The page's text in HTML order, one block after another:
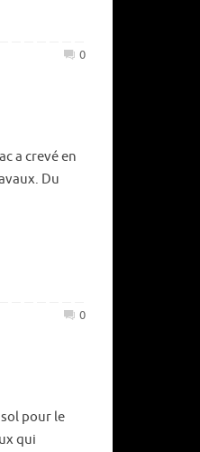
0
a crevé en
Du
0
pour le
qui